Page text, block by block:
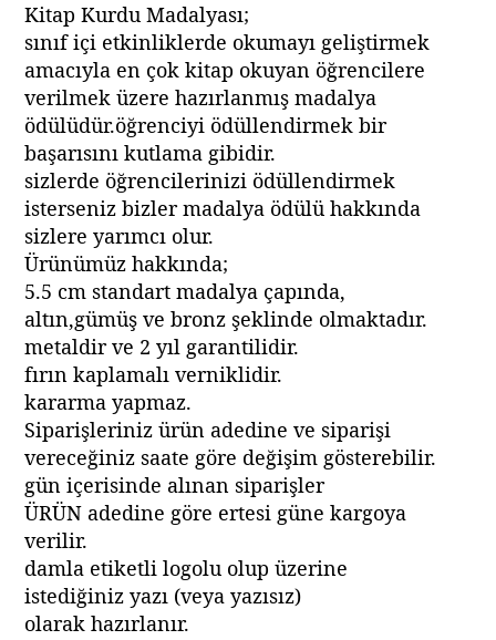
Kitap Kurdu Madalyası;
sınıf içi etkinliklerde okumayı geliştirmek
amacıyla en çok kitap okuyan öğrencilere
verilmek üzere hazırlanmış madalya
ödülüdür.öğrenciyi ödüllendirmek bir
başarısını kutlama gibidir.
sizlerde öğrencilerinizi ödüllendirmek
isterseniz bizler madalya ödülü hakkında
sizlere yarımcı olur.
Ürünümüz hakkında;
5.5 cm standart madalya çapında,
altın,gümüş ve bronz şeklinde olmaktadır.
metaldir ve 2 yıl garantilidir.
fırın kaplamalı verniklidir.
kararma yapmaz.
Siparişleriniz ürün adedine ve siparişi
vereceğiniz saate göre değişim gösterebilir.
gün içerisinde alınan siparişler
ÜRÜN adedine göre ertesi güne kargoya
verilir.
damla etiketli logolu olup üzerine
istediğiniz yazı (veya yazısız)
olarak hazırlanır.